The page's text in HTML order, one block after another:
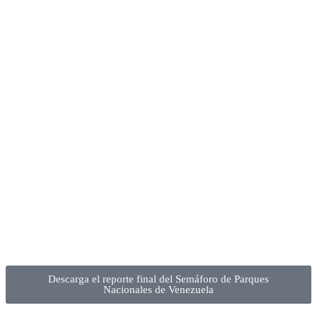
Descarga el reporte final del Semáforo de Parques
Nacionales de Venezuela